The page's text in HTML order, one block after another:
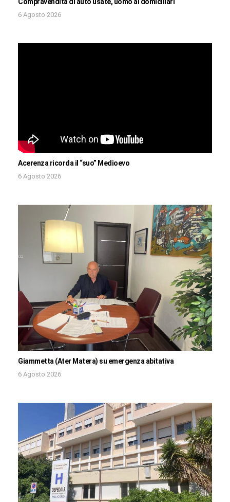
Compravendita di auto usate, uomo ai domiciliari
6 Agosto 2026
Acerenza ricorda il “suo” Medioevo
6 Agosto 2026
Giammetta (Ater Matera) su emergenza abitativa
6 Agosto 2026